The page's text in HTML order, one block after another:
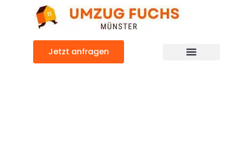
Jetzt anfragen